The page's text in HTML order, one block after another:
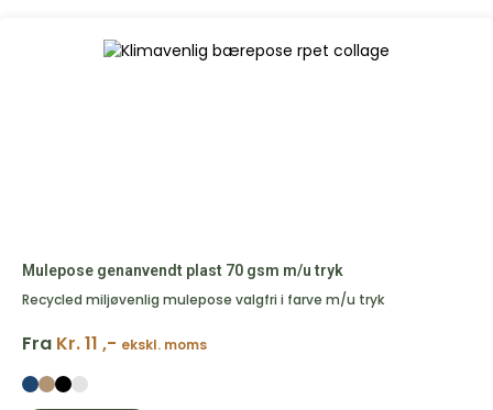
Mulepose genanvendt plast 70 gsm m/u tryk
Recycled miljøvenlig mulepose valgfri i farve m/u tryk
Fra Kr. 11 ,- ekskl. moms